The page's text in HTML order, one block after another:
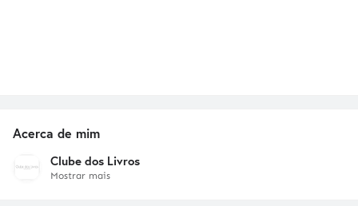
Acerca de mim
Clube dos Livros
Mostrar mais